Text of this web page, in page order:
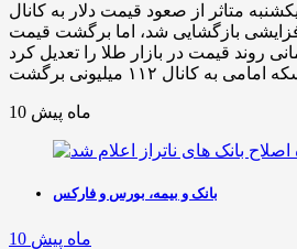
متاثر از صعود قیمت دلار به کانال
افزایشی بازگشایی شد، اما برگشت قیمت
۱۰۷ هزار تومانی روند قیمت در بازار طلا را تعدیل کرد
10 ماه پیش
بانک و بیمه، بورس و فارکس
10 ماه پیش